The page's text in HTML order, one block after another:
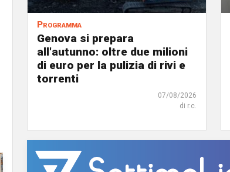
Programma
Genova si prepara
all'autunno: oltre due milioni
di euro per la pulizia di rivi e
torrenti
07/08/2026
di r.c.